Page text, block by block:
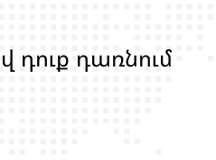
վ դոք դառնոմ